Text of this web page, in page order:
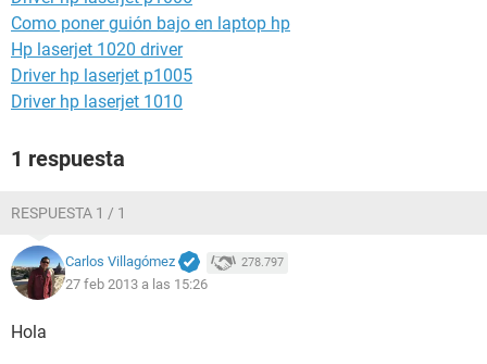
Como poner guión bajo en laptop hp
Hp laserjet 1020 driver
Driver hp laserjet p1005
Driver hp laserjet 1010
1 respuesta
RESPUESTA 1 / 1
Carlos Villagómez 278.797
27 feb 2013 a las 15:26
Hola